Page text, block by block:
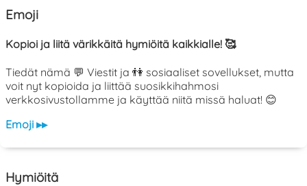
Emoji
Kopioi ja liitä värikkäitä hymiöitä kaikkialle! 🥰
Tiedät nämä 💬 Viestit ja 👫 sosiaaliset sovellukset, mutta
voit nyt kopioida ja liittää suosikkihahmosi
verkkosivustollamme ja käyttää niitä missä haluat! 😊
Emoji ▸▸
Hymiöitä